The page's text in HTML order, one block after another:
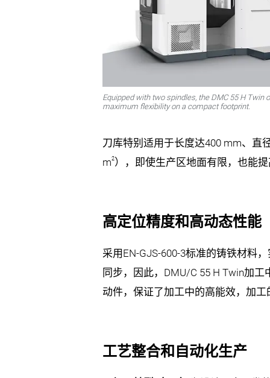
Equipped with two spindles, the DMC 55 H Twin
maximum flexibility on a compact footprint.
刀库特别适用于长度达400 mm、直
m2），即使生产区地面有限，也能
高定位精度和高动态性能
采用EN-GJS-600-3标准的铸铁材料
同步，因此， DMU/C 55 H Twin加工
动件，保证了加工中的高能效，加
工艺整合和自动化生产